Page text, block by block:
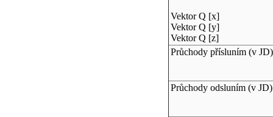
Vektor Q [x]
Vektor Q [y]
Vektor Q [z]
Průchody přísluním (v JD)
Průchody odsluním (v JD)